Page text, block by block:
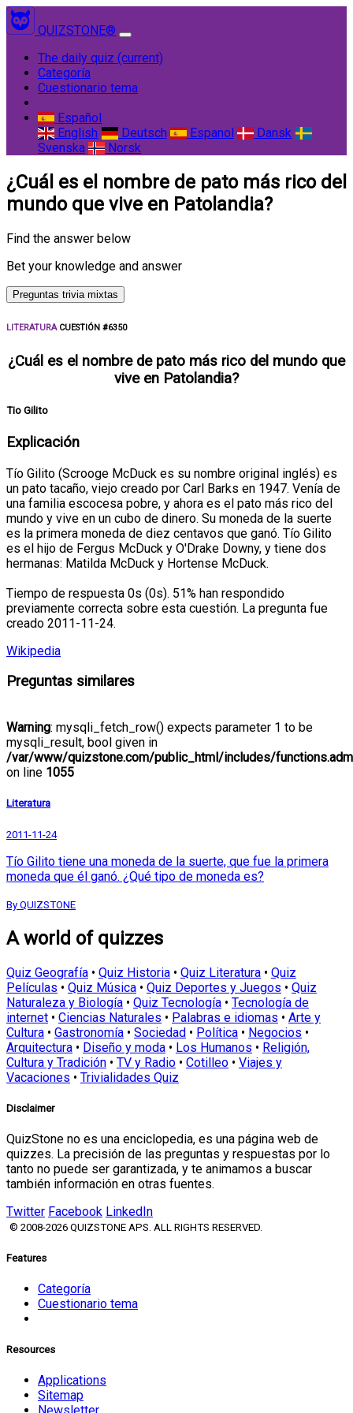
QUIZSTONE®
The daily quiz (current)
Categoría
Cuestionario tema
Español
English
Deutsch Espanol
Dansk
Svenska
Norsk
¿Cuál es el nombre de pato más rico del
mundo que vive en Patolandia?
Find the answer below
Bet your knowledge and answer
Preguntas trivia mixtas
LITERATURACUESTIÓN #6350
¿Cuál es el nombre de pato más rico del mundo que
vive en Patolandia?
Tio Gilito
Explicación
Tío Gilito (Scrooge McDuck es su nombre original inglés) es
un pato tacaño, viejo creado por Carl Barks en 1947. Venía de
una familia escocesa pobre, y ahora es el pato más rico del
mundo y vive en un cubo de dinero. Su moneda de la suerte
es la primera moneda de diez centavos que ganó. Tío Gilito
es el hijo de Fergus McDuck y O'Drake Downy, y tiene dos
hermanas: Matilda McDuck y Hortense McDuck.
Tiempo de respuesta 0s (0s). 51% han respondido
previamente correcta sobre esta cuestión. La pregunta fue
creado 2011-11-24.
Wikipedia
Preguntas similares
Warning: mysqli_fetch_row() expects parameter 1 to be
mysqli_result, bool given in
/var/www/quizstone.com/public_html/includes/
on line 1055
Literatura
2011-11-24
Tío Gilito tiene una moneda de la suerte, que fue la primera
moneda que él ganó. ¿Qué tipo de moneda es?
By QUIZSTONE
A world of quizzes
Quiz Geografía • Quiz Historia • Quiz Literatura • Quiz
Películas • Quiz Música • Quiz Deportes y Juegos • Quiz
Naturaleza y Biología • Quiz Tecnología • Tecnología de
internet • Ciencias Naturales • Palabras e idiomas • Arte y
Cultura • Gastronomía • Sociedad • Política • Negocios •
Arquitectura • Diseño y moda • Los Humanos • Religión,
Cultura y Tradición • TV y Radio • Cotilleo • Viajes y
Vacaciones • Trivialidades Quiz
Disclaimer
QuizStone no es una enciclopedia, es una página web de
quizzes. La precisión de las preguntas y respuestas por lo
tanto no puede ser garantizada, y te animamos a buscar
también información en otras fuentes.
Twitter Facebook LinkedIn
© 2008-2026 QUIZSTONE APS. ALL RIGHTS RESERVED.
Features
Categoría
Cuestionario tema
Resources
Applications
Sitemap